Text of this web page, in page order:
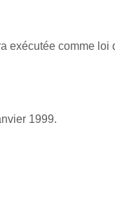
exécutée comme loi
1999.